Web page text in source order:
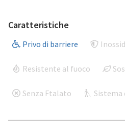
Caratteristiche
Privo di barriere
Resistente al fuoco
Senza Ftalato